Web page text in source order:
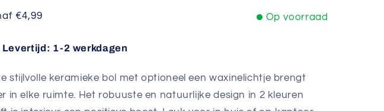
€4,99 Op voorraad
Levertijd: 1-2 werkdagen
stijlvolle keramieke bol met optioneel een waxinelichtje brengt
in elke ruimte. Het robuuste en natuurlijke design in 2 kleuren